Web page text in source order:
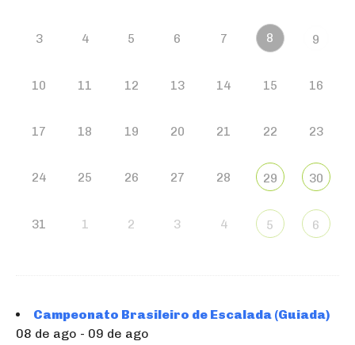
3 4 5 6 7 8 9
10 11 12 13 14 15 16
17 18 19 20 21 22 23
24 25 26 27 28 29 30
31 1 2 3 4 5 6
Campeonato Brasileiro de Escalada (Guiada)
08 de ago - 09 de ago